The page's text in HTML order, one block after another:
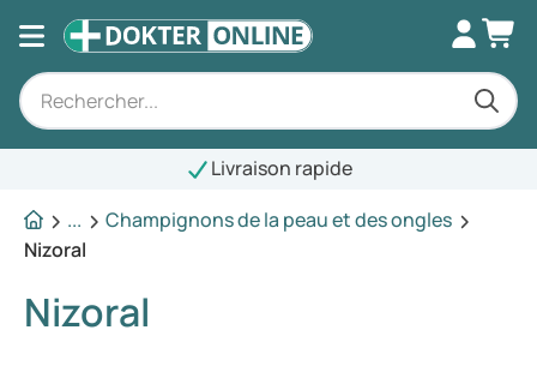
Livraison rapide
...
Champignons de la peau et des ongles
Nizoral
Nizoral